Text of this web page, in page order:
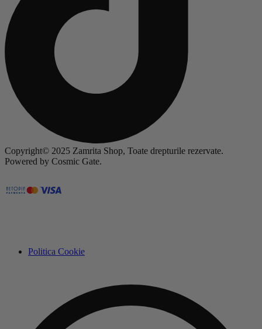
Copyright© 2025 Zamrita Shop, Toate drepturile rezervate.
Powered by Cosmic Gate.
Politica Cookie